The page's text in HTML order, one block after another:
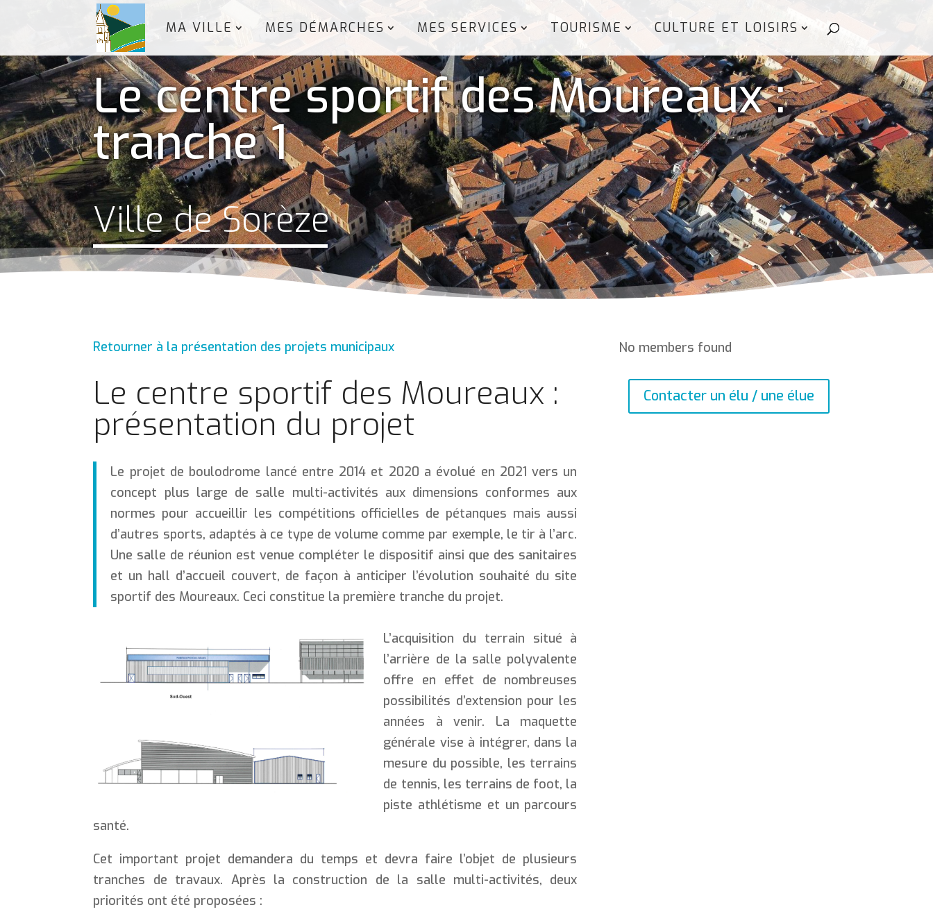
MA VILLE MES DÉMARCHES MES SERVICES TOURISME CULTURE ET LOISIRS
Le centre sportif des Moureaux :
tranche 1
Ville de Sorèze
Retourner à la présentation des projets municipaux
Le centre sportif des Moureaux :
présentation du projet
Le projet de boulodrome lancé entre 2014 et 2020 a évolué en 2021 vers un
concept plus large de salle multi-activités aux dimensions conformes aux
normes pour accueillir les compétitions officielles de pétanques mais aussi
d’autres sports, adaptés à ce type de volume comme par exemple, le tir à l’arc.
Une salle de réunion est venue compléter le dispositif ainsi que des sanitaires
et un hall d’accueil couvert, de façon à anticiper l’évolution souhaité du site
sportif des Moureaux. Ceci constitue la première tranche du projet.
L’acquisition du terrain situé à
l’arrière de la salle polyvalente
offre en effet de nombreuses
possibilités d’extension pour les
années à venir. La maquette
générale vise à intégrer, dans la
mesure du possible, les terrains
de tennis, les terrains de foot, la
piste athlétisme et un parcours
santé.
Cet important projet demandera du temps et devra faire l’objet de plusieurs
tranches de travaux. Après la construction de la salle multi-activités, deux
priorités ont été proposées :
No members found
Contacter un élu / une élue